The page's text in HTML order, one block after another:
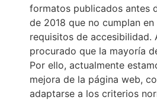
formatos publicados antes
de 2018 que no cumplan
requisitos de accesibilidad.
procurado que la mayoría
Por ello, actualmente
mejora de la página web,
adaptarse a los criterios